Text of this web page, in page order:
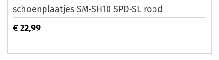
schoenplaatjes SM-SH10 SPD-SL rood
€ 22,99